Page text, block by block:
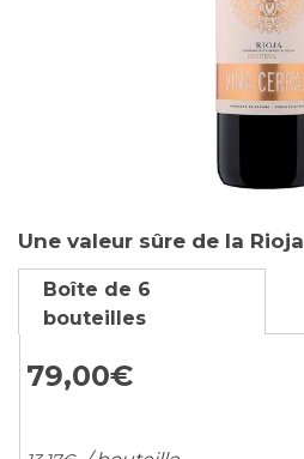
to
the
beginning
of
the
images
Une valeur sûre de la Rioja
Boîte de 6
bouteilles
79,00€